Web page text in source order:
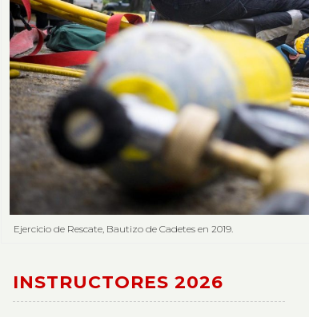
Ejercicio de Rescate, Bautizo de Cadetes en 2019.
INSTRUCTORES 2026